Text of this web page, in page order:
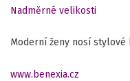
Nadměrné velikosti
Moderní ženy nosí stylové
www.benexia.cz